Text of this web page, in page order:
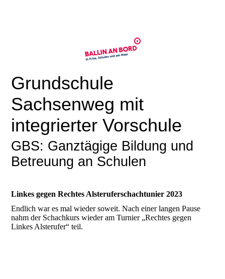
Grundschule
Sachsenweg mit
integrierter Vorschule
GBS: Ganztägige Bildung und
Betreuung an Schulen
Linkes gegen Rechtes Alsteruferschachtunier 2023
Endlich war es mal wieder soweit. Nach einer langen Pause
nahm der Schachkurs wieder am Turnier „Rechtes gegen
Linkes Alsterufer“ teil.